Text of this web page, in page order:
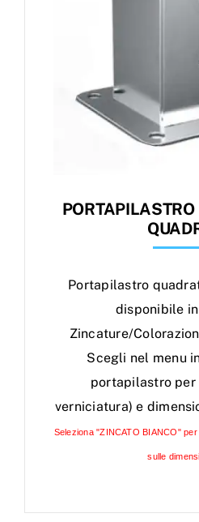
Portapilastro
disponibile
Zincature/
Scegli nel menu
portapilastro per
verniciatura) e
Seleziona "ZINCATO BIANCO"
sulle